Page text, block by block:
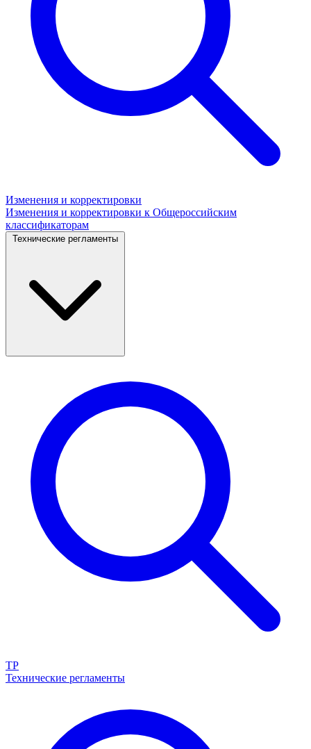
Изменения и корректировки
Изменения и корректировки к Общероссийским
классификаторам
Технические регламенты
ТР
Технические регламенты